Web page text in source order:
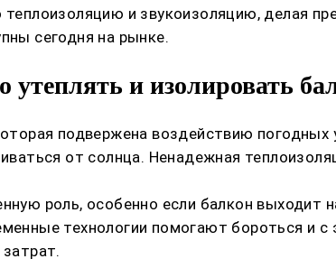
теплоизоляцию и звукоизоляцию, делая
сегодня на рынке.
и изолировать
подвержена воздействию
от солнца. Ненадежная
роль, особенно если балкон
технологии помогают бороться и